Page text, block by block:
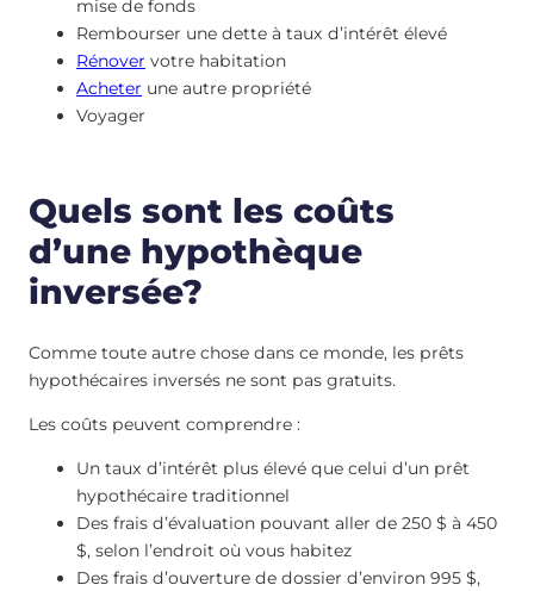
mise de fonds
Rembourser une dette à taux d’intérêt élevé
Rénover votre habitation
Acheter une autre propriété
Voyager
Quels sont les coûts
d’une hypothèque
inversée?
Comme toute autre chose dans ce monde, les prêts
hypothécaires inversés ne sont pas gratuits.
Les coûts peuvent comprendre :
Un taux d’intérêt plus élevé que celui d’un prêt
hypothécaire traditionnel
Des frais d’évaluation pouvant aller de 250 $ à 450
$, selon l’endroit où vous habitez
Des frais d’ouverture de dossier d’environ 995 $,